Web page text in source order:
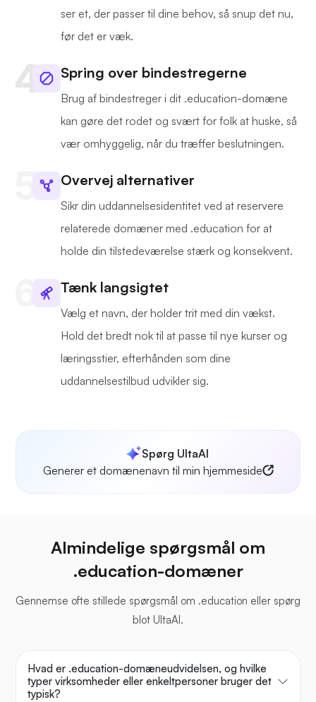
ser et, der passer til dine behov, så snup det nu,
før det er væk.
Spring over bindestregerne
Brug af bindestreger i dit .education-domæne
kan gøre det rodet og svært for folk at huske, så
vær omhyggelig, når du træffer beslutningen.
Overvej alternativer
Sikr din uddannelsesidentitet ved at reservere
relaterede domæner med .education for at
holde din tilstedeværelse stærk og konsekvent.
Tænk langsigtet
Vælg et navn, der holder trit med din vækst.
Hold det bredt nok til at passe til nye kurser og
læringsstier, efterhånden som dine
uddannelsestilbud udvikler sig.
Spørg UltaAI
Generer et domænenavn til min hjemmeside
Almindelige spørgsmål om
.education-domæner
Gennemse ofte stillede spørgsmål om .education eller spørg
blot UltaAI.
Hvad er .education-domæneudvidelsen, og hvilke
typer virksomheder eller enkeltpersoner bruger det
typisk?